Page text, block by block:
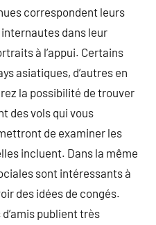
correspondent leurs
dans leur
à l’appui. Certains
asiatiques, d’autres en
la possibilité de trouver
des vols qui vous
de examiner les
incluent. Dans la même
sont intéressants à
des idées de congés.
publient très